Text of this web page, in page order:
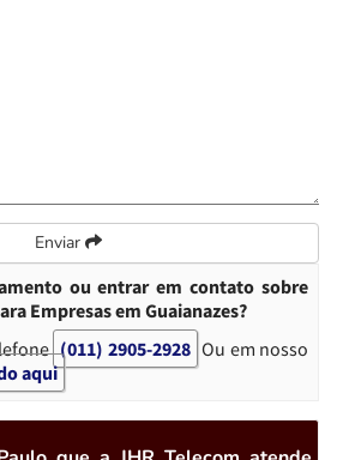
Enviar
ou entrar em contato sobre
Empresas em Guaianazes?
(011) 2905-2928 Ou em nosso
aqui